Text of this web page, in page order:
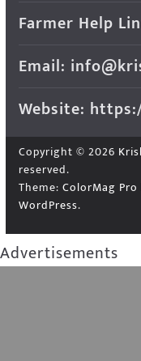
Farmer Help
Email:
Website:
Copyright © 2026
reserved.
Theme: ColorMag Pro
WordPress.
Advertisements